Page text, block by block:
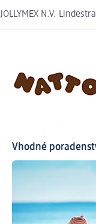
JOLLYMEX N.V.
Vhodné